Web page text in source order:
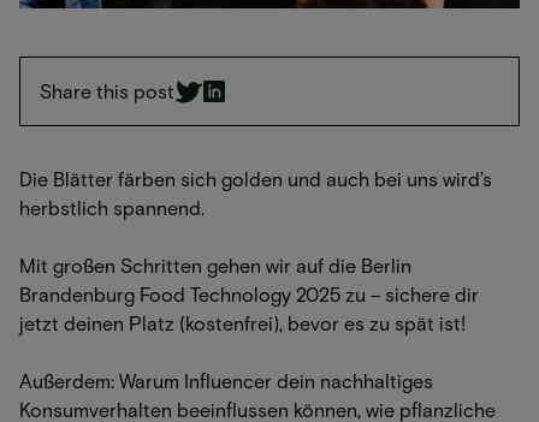
Share this post
Die Blätter färben sich golden und auch bei uns wird’s
herbstlich spannend.
Mit großen Schritten gehen wir auf die Berlin
Brandenburg Food Technology 2025 zu – sichere dir
jetzt deinen Platz (kostenfrei), bevor es zu spät ist!
Außerdem: Warum Influencer dein nachhaltiges
Konsumverhalten beeinflussen können, wie pflanzliche